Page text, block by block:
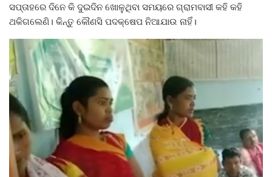
ସପ୍ତାହରେ ଦିନେ କି ଦୁଇଦିନ ଖୋଳୁଥିବା ସମୟରେ ଗ୍ରାମବାସୀ କହି କହି
ଥକିଗଲେଣି। କିନ୍ତୁ କୌଣସି ପଦକ୍ଷେପ ନିଆଯାଉ ନାହିଁ।